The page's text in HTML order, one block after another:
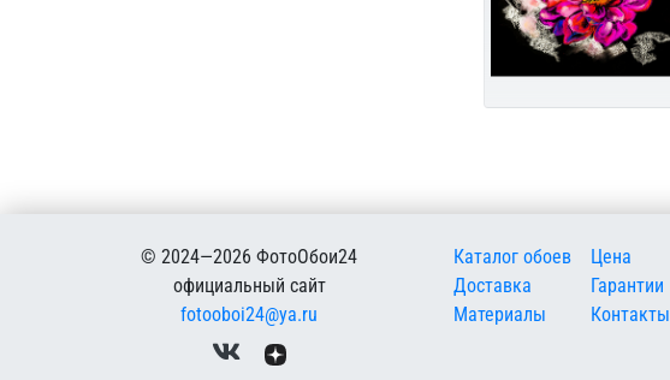
© 2024—2026 ФотоОбои24
официальный сайт
fotooboi24@ya.ru
Меню в подвале
Каталог обоев
Доставка
Материалы
Цена
Гарантии
Контакты